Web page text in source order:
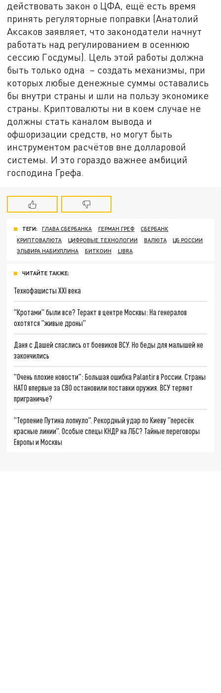
действовать закон о ЦФА, ещё есть время
принять регуляторные поправки (Анатолий
Аксаков заявляет, что законодатели начнут
работать над регулированием в осеннюю
сессию Госдумы). Цель этой работы должна
быть только одна – создать механизмы, при
которых любые денежные суммы оставались
бы внутри страны и шли на пользу экономике
страны. Криптовалюты ни в коем случае не
должны стать каналом вывода и
офшоризации средств, но могут быть
инструментом расчётов вне долларовой
системы. И это гораздо важнее амбиций
господина Грефа.
ТЕГИ: ГЛАВА СБЕРБАНКА ГЕРМАН ГРЕФ
СБЕРБАНК
КРИПТОВАЛЮТА
ЦИФРОВЫЕ ТЕХНОЛОГИИ ВАЛЮТА
ЦБ РОССИИ
ЭЛЬВИРА НАБИУЛЛИНА
БИТКОИН LIBRA
ЧИТАЙТЕ ТАКЖЕ:
Технофашисты XXI века
"Кротами" были все? Теракт в центре Москвы: На генералов
охотятся "живые дроны"
Даня с Дашей спаслись от боевиков ВСУ. Но беды для малышей не
закончились
"Очень плохие новости": Большая ошибка Palantir в России. Страны
НАТО впервые за СВО остановили поставки оружия. ВСУ теряют
приграничье?
"Терпение Путина лопнуло". Рекордный удар по Киеву "пересёк
красные линии". Особые спецы КНДР на ЛБС? Тайные переговоры
Европы и Москвы